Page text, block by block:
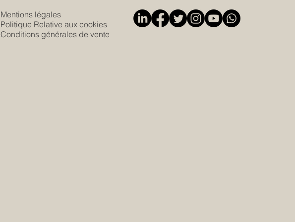
Mentions légales
Politique Relative aux cookies
Conditions générales de vente